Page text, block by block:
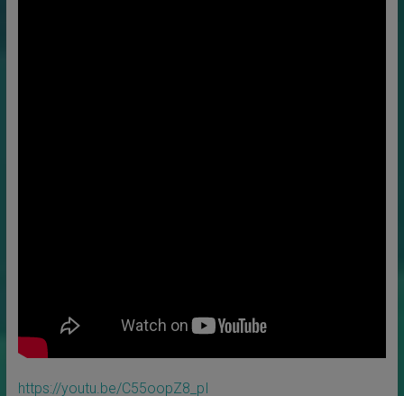
https://youtu.be/C55oopZ8_pI